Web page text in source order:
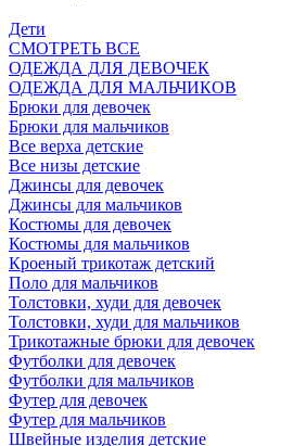
Дети
СМОТРЕТЬ ВСЕ
ОДЕЖДА ДЛЯ ДЕВОЧЕК
ОДЕЖДА ДЛЯ МАЛЬЧИКОВ
Брюки для девочек
Брюки для мальчиков
Все верха детские
Все низы детские
Джинсы для девочек
Джинсы для мальчиков
Костюмы для девочек
Костюмы для мальчиков
Кроеный трикотаж детский
Поло для мальчиков
Толстовки, худи для девочек
Толстовки, худи для мальчиков
Трикотажные брюки для девочек
Футболки для девочек
Футболки для мальчиков
Футер для девочек
Футер для мальчиков
Швейные изделия детские